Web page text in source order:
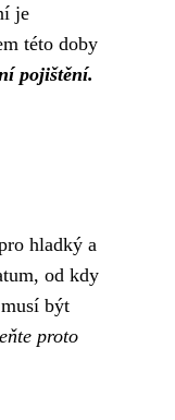
je
této doby
pojištění.
hladký a
od kdy
být
proto